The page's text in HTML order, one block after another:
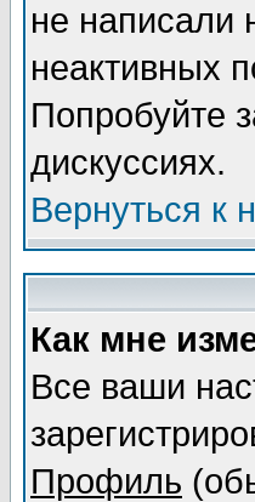
не написали
неактивных
Попробуйте
дискуссиях.
Вернуться к
Как мне
Все ваши
Профиль